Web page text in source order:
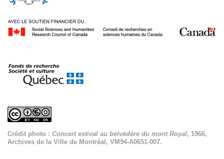
Crédit photo : Concert estival au belvédère du mont Royal, 1966,
Archives de la Ville de Montréal, VM94-A0651-007.